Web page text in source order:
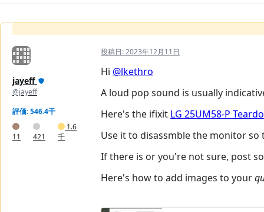
jayeff
@jayeff
評価: 546.4千
11 421
1.6
千
投稿日:2023年12月11日
Hi @lkethro
A loud pop sound is usually
Here's the ifixit LG 25UM58-P
Use it to disassmble the monitor
If there is or you're not sure, post
Here's how to add images to your